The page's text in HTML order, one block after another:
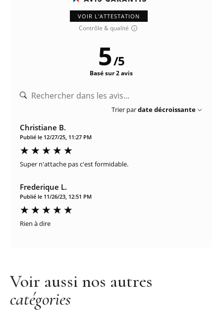
VOIR L'ATTESTATION
Contrôle & qualité
5/5
Basé sur 2 avis
Trier pardate décroissante
Christiane B.
Publié le 12/27/25, 11:27 PM
Super n'attache pas c'est formidable.
Frederique L.
Publié le 11/26/23, 12:51 PM
Rien à dire
Voir aussi nos autres
catégories